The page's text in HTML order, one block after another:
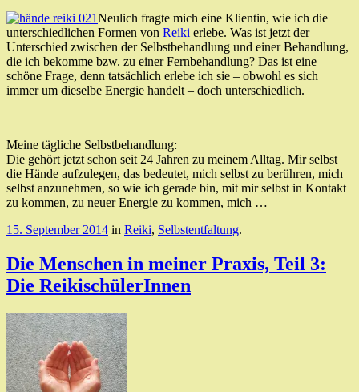
Neulich fragte mich eine Klientin, wie ich die
unterschiedlichen Formen von Reiki erlebe. Was ist jetzt der
Unterschied zwischen der Selbstbehandlung und einer Behandlung,
die ich bekomme bzw. zu einer Fernbehandlung? Das ist eine
schöne Frage, denn tatsächlich erlebe ich sie – obwohl es sich
immer um dieselbe Energie handelt – doch unterschiedlich.
Meine tägliche Selbstbehandlung:
Die gehört jetzt schon seit 24 Jahren zu meinem Alltag. Mir selbst
die Hände aufzulegen, das bedeutet, mich selbst zu berühren, mich
selbst anzunehmen, so wie ich gerade bin, mit mir selbst in Kontakt
zu kommen, zu neuer Energie zu kommen, mich …
15. September 2014 in Reiki, Selbstentfaltung.
Die Menschen in meiner Praxis, Teil 3:
Die ReikischülerInnen